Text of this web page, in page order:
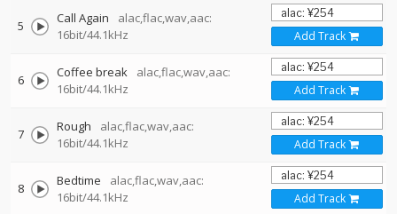
5 Call Again
alac,flac,wav,aac:
16bit/44.1kHz
Add Track
6 Coffee break
alac,flac,wav,aac:
16bit/44.1kHz
Add Track
7 Rough
alac,flac,wav,aac:
16bit/44.1kHz
Add Track
8 Bedtime
alac,flac,wav,aac:
16bit/44.1kHz
Add Track